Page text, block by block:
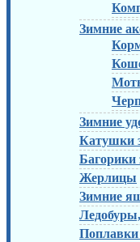
Зимние
Зимние
Катушки
Багорики
Жерлицы
Зимние
Поплавки